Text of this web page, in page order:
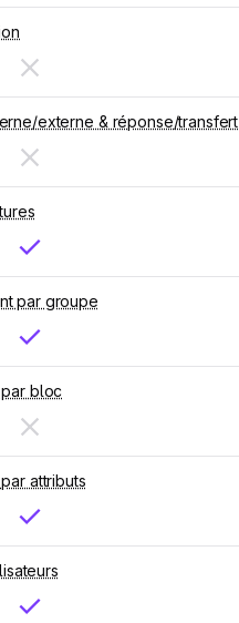
externe & réponse/transfert
par groupe
bloc
attributs